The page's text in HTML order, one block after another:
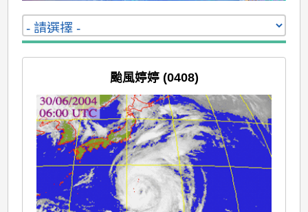
颱風婷婷 (0408)